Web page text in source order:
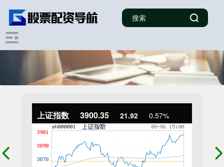
上证指数 3900.35 21.92 0.57%